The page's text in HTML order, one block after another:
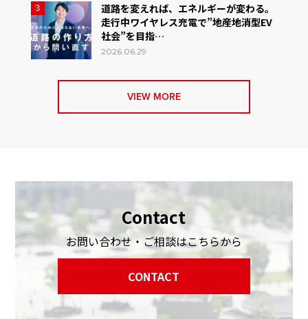
3
道路を変えれば、エネルギーが変わる。
走行中ワイヤレス充電で”地産地消型EV
社会”を目指…
2026.06.29
VIEW MORE
Contact
お問い合わせ・ご相談はこちらから
CONTACT